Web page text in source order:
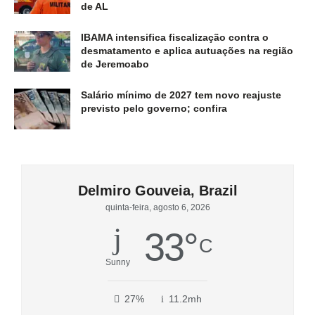
de AL
IBAMA intensifica fiscalização contra o
desmatamento e aplica autuações na região
de Jeremoabo
Salário mínimo de 2027 tem novo reajuste
previsto pelo governo; confira
Delmiro Gouveia, Brazil
quinta-feira, agosto 6, 2026
Sunny 33°C
27% 11.2mh